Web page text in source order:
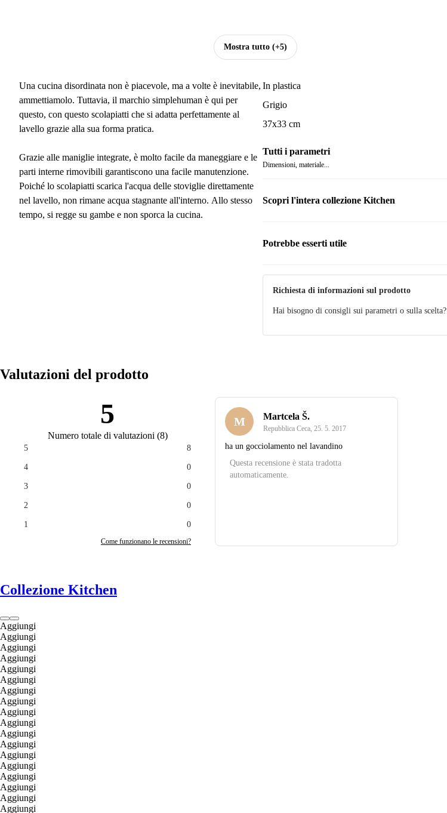
Mostra tutto (+5)
Una cucina disordinata non è piacevole, ma a volte è inevitabile,
ammettiamolo. Tuttavia, il marchio simplehuman è qui per
questo, con questo scolapiatti che si adatta perfettamente al
lavello grazie alla sua forma pratica.
Grazie alle maniglie integrate, è molto facile da maneggiare e le
parti interne rimovibili garantiscono una facile manutenzione.
Poiché lo scolapiatti scarica l'acqua delle stoviglie direttamente
nel lavello, non rimane acqua stagnante all'interno. Allo stesso
tempo, si regge su gambe e non sporca la cucina.
In plastica
Grigio
37x33 cm
Tutti i parametri
Dimensioni, materiale...
Scopri l'intera collezione Kitchen
Potrebbe esserti utile
Richiesta di informazioni sul prodotto
Hai bisogno di consigli sui parametri o sulla scelta?
Valutazioni del prodotto
5
Numero totale di valutazioni (8)
5 8
4 0
3 0
2 0
1 0
Come funzionano le recensioni?
M Martcela Š.
Repubblica Ceca, 25. 5. 2017
ha un gocciolamento nel lavandino
Questa recensione è stata tradotta
automaticamente.
Collezione Kitchen
Aggiungi
Aggiungi
Aggiungi
Aggiungi
Aggiungi
Aggiungi
Aggiungi
Aggiungi
Aggiungi
Aggiungi
Aggiungi
Aggiungi
Aggiungi
Aggiungi
Aggiungi
Aggiungi
Aggiungi
Aggiungi